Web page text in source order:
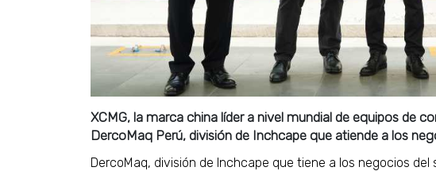
XCMG, la marca china líder a nivel mundial de equipos de
DercoMaq Perú, división de Inchcape que atiende a los
DercoMaq, división de Inchcape que tiene a los negocios